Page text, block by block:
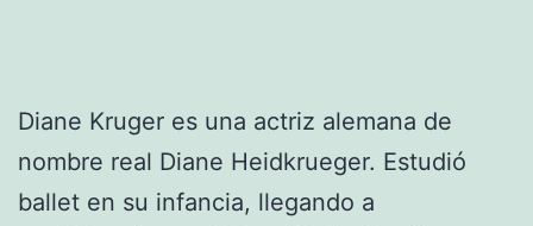
Diane Kruger es una actriz alemana de
nombre real Diane Heidkrueger. Estudió
ballet en su infancia, llegando a